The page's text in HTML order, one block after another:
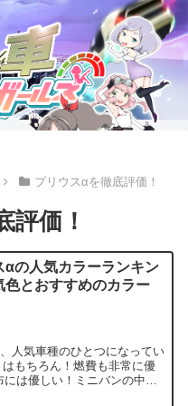
プリウスαを徹底評価！
評価！
αの人気カラーランキン
色とおすすめのカラー
人気車種のひとつになってい
もちろん！燃費も非常に優
は優しい！ミニバンの中で